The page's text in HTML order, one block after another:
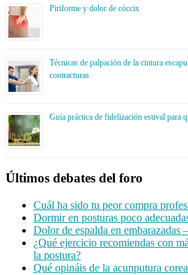
Piriforme y dolor de cóccix
Técnicas de palpación de la cintura
contracturas
Guía práctica de fidelización estival para
Últimos debates del foro
Cuál ha sido tu peor compra
Dormir en posturas poco
Dolor de espalda en embarazadas
¿Qué ejercicio recomiendas con
la postura?
Qué opináis de la acunputura